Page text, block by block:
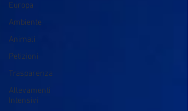
Europa
Ambiente
Animali
Petizioni
Trasparenza
Allevamenti
Intensivi